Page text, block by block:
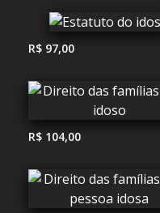
R$ 97,00
R$ 104,00